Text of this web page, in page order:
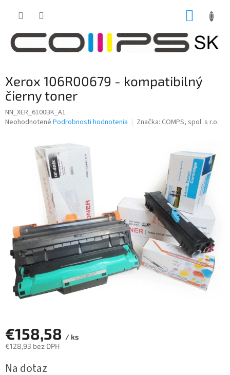
Xerox 106R00679 - kompatibilný
čierny toner
NN_XER_6100BK_A1
Priemerné
Neohodnotené Podrobnosti hodnotenia Značka: COMPS, spol. s r.o.
€158,58 / ks
€128,93 bez DPH
cena:
Na dotaz